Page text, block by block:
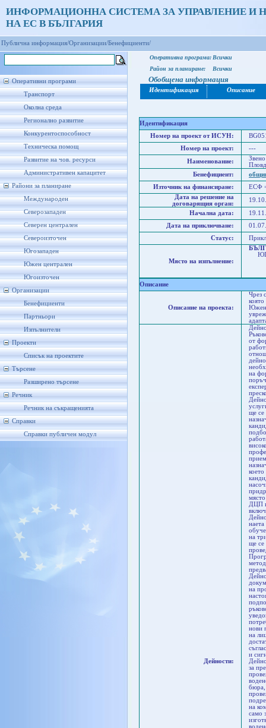
ИНФОРМАЦИОННА СИСТЕМА ЗА УПРАВЛЕНИЕ И
НА ЕС В БЪЛГАРИЯ
Публична информация/Организации/Бенефициенти/
Оперативни програми
Транспорт
Околна среда
Регионално развитие
Конкурентоспособност
Техническа помощ
Развитие на чов. ресурси
Административен капацитет
Райони за планиране
Международен
Северозападен
Северен централен
Североизточен
Югозападен
Южен централен
Югоизточен
Организации
Бенефициенти
Партньори
Изпълнители
Проекти
Списък на проектите
Търсене
Разширено търсене
Речник
Речник на съкращенията
Справки
Справки публичен модул
Оперативна програма: Всички
Район за планиране:
Всички
Обобщена информация
Идентификация Описание
Идентификация
Номер на проект от ИСУН:
Номер на проект:
---
Наименование:
Бенефициент:
Източник на финансиране:
ЕСФ
Дата на решение на
договарящия орган:
Начална дата:
Дата на приключване:
Статус:
Място на изпълнение:
Описание
Описание на проекта:
Чрез
Южен
Дейности:
от
на
ще се
ДЦП и
на
ще се
на
нови
на
и
за
бюра,
на
само